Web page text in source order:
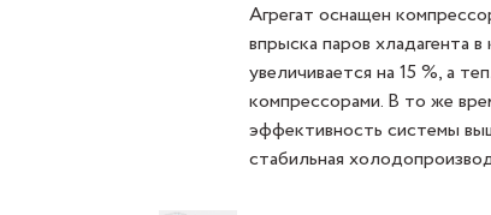
Агрегат оснащен
впрыска паров хладагента
увеличивается на 15 %, а
компрессорами. В то же
эффективность системы
стабильная